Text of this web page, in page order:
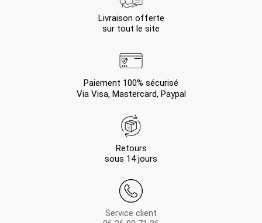
Livraison offerte
sur tout le site
Paiement 100% sécurisé
Via Visa, Mastercard, Paypal
Retours
sous 14 jours
Service client